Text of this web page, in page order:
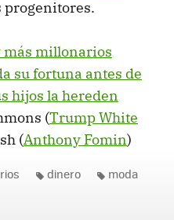
progenitores.
más millonarios
su fortuna antes de
hijos la hereden
(Trump White
(Anthony Fomin)
dinero moda